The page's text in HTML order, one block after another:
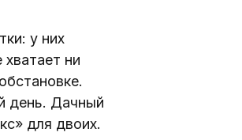
у них
ни
день. Дачный
для двоих.